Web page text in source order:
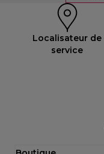
Localisateur de
service